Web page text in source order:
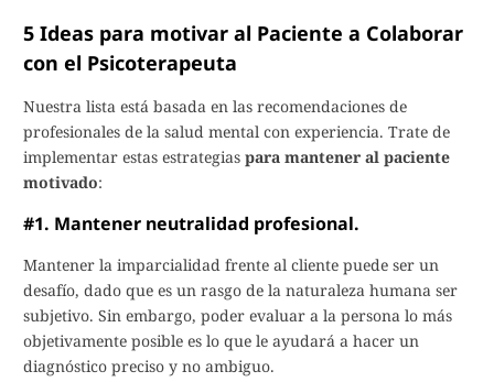
5 Ideas para motivar al Paciente a Colaborar
con el Psicoterapeuta
Nuestra lista está basada en las recomendaciones de
profesionales de la salud mental con experiencia. Trate de
implementar estas estrategias para mantener al paciente
motivado:
#1. Mantener neutralidad profesional.
Mantener la imparcialidad frente al cliente puede ser un
desafío, dado que es un rasgo de la naturaleza humana ser
subjetivo. Sin embargo, poder evaluar a la persona lo más
objetivamente posible es lo que le ayudará a hacer un
diagnóstico preciso y no ambiguo.